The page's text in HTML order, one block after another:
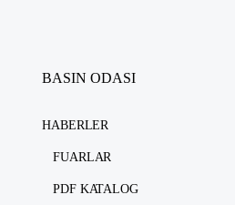
BASIN ODASI
HABERLER
FUARLAR
PDF KATALOG